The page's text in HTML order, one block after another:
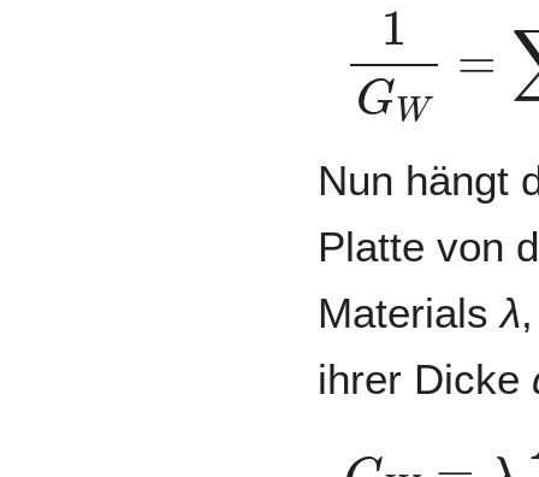
G ∑i
Nun hängt
Platte von
Materialsλ
ihrer Dicke
G A